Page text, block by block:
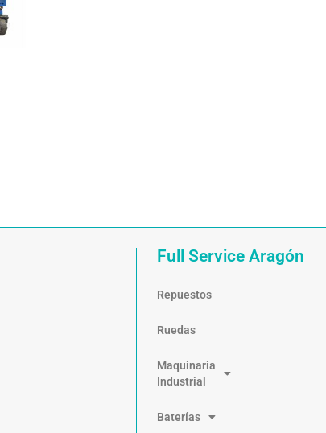
Full Service Aragón
Repuestos
Ruedas
Maquinaria
Industrial
Baterías